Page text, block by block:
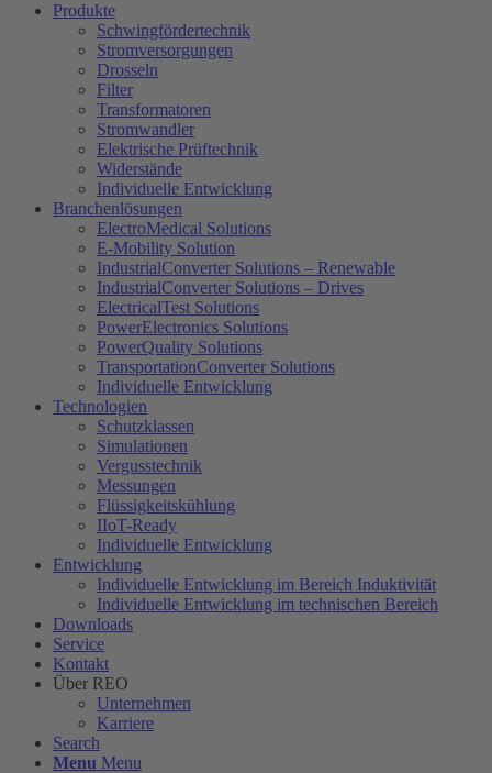
Produkte
Schwingfördertechnik
Stromversorgungen
Drosseln
Filter
Transformatoren
Stromwandler
Elektrische Prüftechnik
Widerstände
Individuelle Entwicklung
Branchenlösungen
ElectroMedical Solutions
E-Mobility Solution
IndustrialConverter Solutions – Renewable
IndustrialConverter Solutions – Drives
ElectricalTest Solutions
PowerElectronics Solutions
PowerQuality Solutions
TransportationConverter Solutions
Individuelle Entwicklung
Technologien
Schutzklassen
Simulationen
Vergusstechnik
Messungen
Flüssigkeitskühlung
IIoT-Ready
Individuelle Entwicklung
Entwicklung
Individuelle Entwicklung im Bereich Induktivität
Individuelle Entwicklung im technischen Bereich
Downloads
Service
Kontakt
Über REO
Unternehmen
Karriere
Search
Menu Menu